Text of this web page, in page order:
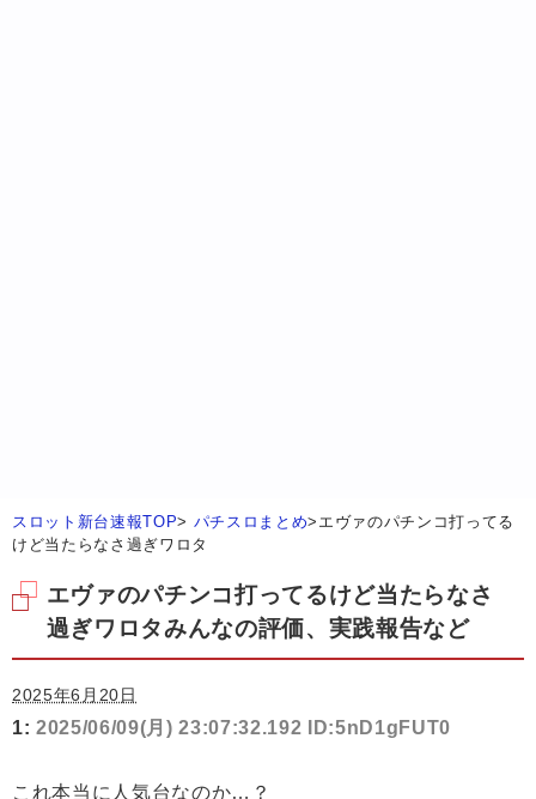
スロット新台速報TOP> パチスロまとめ> エヴァのパチンコ打ってる
けど当たらなさ過ぎワロタ
エヴァのパチンコ打ってるけど当たらなさ
過ぎワロタみんなの評価、実践報告など
2025年6月20日
1: 2025/06/09(月) 23:07:32.192 ID:5nD1gFUT0
これ本当に人気台なのか…？